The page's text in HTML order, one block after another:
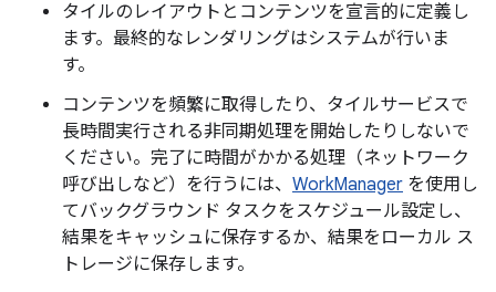
タイルのレイアウトとコンテンツを宣言的に定義し
ます。最終的なレンダリングはシステムが行いま
す。
コンテンツを頻繁に取得したり、タイルサービスで
長時間実行される非同期処理を開始したりしないで
ください。完了に時間がかかる処理（ネットワーク
呼び出しなど）を行うには、 WorkManager を使用し
てバックグラウンド タスクをスケジュール設定し、
結果をキャッシュに保存するか、結果をローカル ス
トレージに保存します。